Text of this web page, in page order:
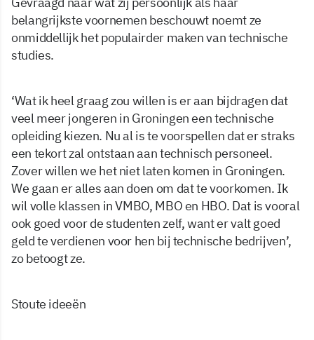
belangrijkste voornemen beschouwt noemt ze
onmiddellijk het populairder maken van technische
studies.
‘Wat ik heel graag zou willen is er aan bijdragen dat
veel meer jongeren in Groningen een technische
opleiding kiezen. Nu al is te voorspellen dat er straks
een tekort zal ontstaan aan technisch personeel.
Zover willen we het niet laten komen in Groningen.
We gaan er alles aan doen om dat te voorkomen. Ik
wil volle klassen in VMBO, MBO en HBO. Dat is vooral
ook goed voor de studenten zelf, want er valt goed
geld te verdienen voor hen bij technische bedrijven’,
zo betoogt ze.
Stoute ideeën